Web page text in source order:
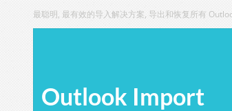
最聪明, 最有效的导入解决方案, 导出和恢复所有
Outlook Import